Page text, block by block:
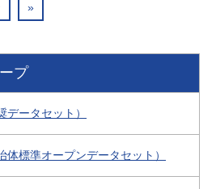
»
プ
ータセット）
標準オープンデータセット）